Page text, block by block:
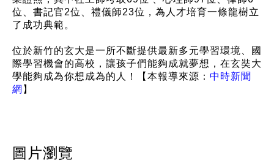
位、書記官2位、禮儀師23位，為人才培育一條龍樹立
了成功典範。
位於新竹的玄大是一所不斷提供最新多元學習環境、國
際學習機會的高校，讓孩子們能夠成就夢想，在玄奘大
學能夠成為你想成為的人！【本報導來源： 中時新聞
網 】
圖片瀏覽